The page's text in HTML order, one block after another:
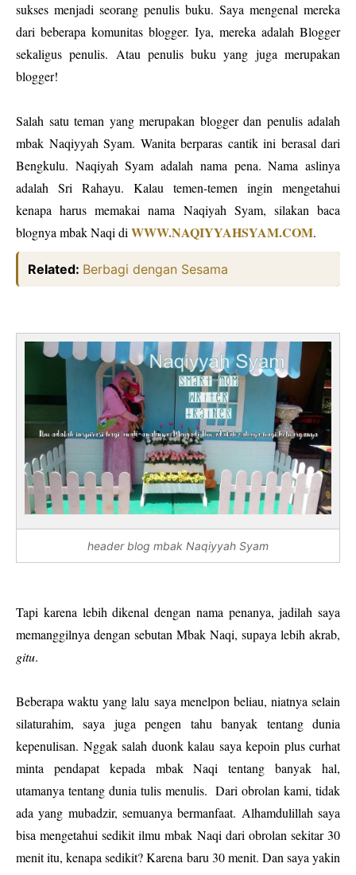
sukses menjadi seorang penulis buku. Saya mengenal mereka
dari beberapa komunitas blogger. Iya, mereka adalah Blogger
sekaligus penulis. Atau penulis buku yang juga merupakan
blogger!
Salah satu teman yang merupakan blogger dan penulis adalah
mbak Naqiyyah Syam. Wanita berparas cantik ini berasal dari
Bengkulu. Naqiyah Syam adalah nama pena. Nama aslinya
adalah Sri Rahayu. Kalau temen-temen ingin mengetahui
kenapa harus memakai nama Naqiyah Syam, silakan baca
blognya mbak Naqi di WWW.NAQIYYAHSYAM.COM.
Related: Berbagi dengan Sesama
header blog mbak Naqiyyah Syam
Tapi karena lebih dikenal dengan nama penanya, jadilah saya
memanggilnya dengan sebutan Mbak Naqi, supaya lebih akrab,
gitu.
Beberapa waktu yang lalu saya menelpon beliau, niatnya selain
silaturahim, saya juga pengen tahu banyak tentang dunia
kepenulisan. Nggak salah duonk kalau saya kepoin plus curhat
minta pendapat kepada mbak Naqi tentang banyak hal,
utamanya tentang dunia tulis menulis. Dari obrolan kami, tidak
ada yang mubadzir, semuanya bermanfaat. Alhamdulillah saya
bisa mengetahui sedikit ilmu mbak Naqi dari obrolan sekitar 30
menit itu, kenapa sedikit? Karena baru 30 menit. Dan saya yakin